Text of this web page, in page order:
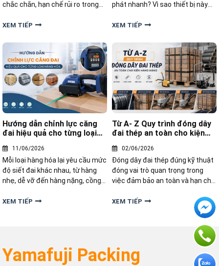
chắc chắn, hạn chế rủi ro trong
Tuy nhiên, nhiều doanh nghiệp
đóng đai hay đầu tư máy đóng
đai thép riêng
XEM TIẾP
phát nhanh? Vì sao thiết bị này
logistics lựa chọn? Hãy cùng tìm
đây.
XEM TIẾP
Hướng dẫn chỉnh lực căng
đai hiệu quả cho từng loại
11/06/2026
Mỗi loại hàng hóa lại yêu cầu mức
độ siết đai khác nhau, từ hàng
nhẹ, dễ vỡ đến hàng nặng, cồng
chỉnh lực căng đai hiệu quả cho
XEM TIẾP
Từ A- Z Quy trình đóng dây
đai thép an toàn cho kiện
02/06/2026
Đóng dây đai thép đúng kỹ thuật
đóng vai trò quan trọng trong
việc đảm bảo an toàn và hạn chế
trình đóng dây đai thép an toàn
cho kiện hàng nặng được thực
XEM TIẾP
Yamafuji Packing